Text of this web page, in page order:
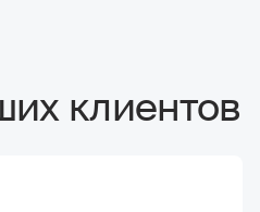
клиентов